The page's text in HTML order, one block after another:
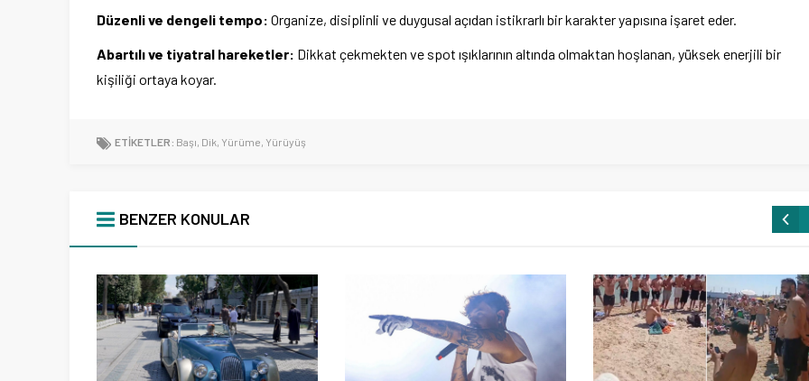
Düzenli ve dengeli tempo: Organize, disiplinli ve duygusal açıdan istikrarlı bir karakter yapısına işaret eder.
Abartılı ve tiyatral hareketler: Dikkat çekmekten ve spot ışıklarının altında olmaktan hoşlanan, yüksek enerjili bir
kişiliği ortaya koyar.
ETİKETLER: Başı Dik Yürüme Yürüyüş
BENZER KONULAR